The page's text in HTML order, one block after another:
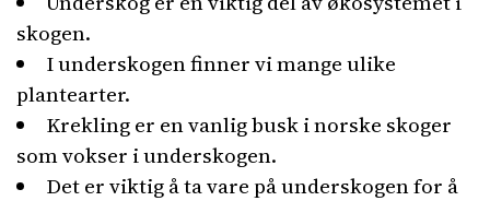
skogen.
I underskogen finner vi mange ulike
plantearter.
Krekling er en vanlig busk i norske skoger
som vokser i underskogen.
Det er viktig å ta vare på underskogen for å